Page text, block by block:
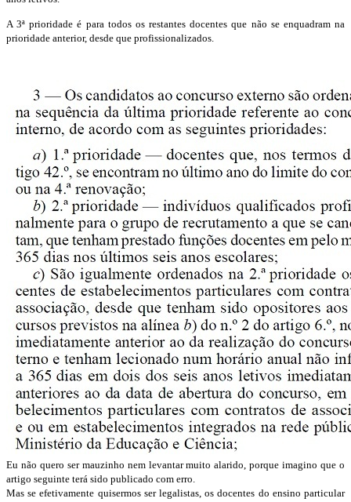
A 3ª prioridade é para todos os restantes docentes que não se enquadram na
prioridade anterior, desde que profissionalizados.
Eu não quero ser mauzinho nem levantar muito alarido, porque imagino que o
artigo seguinte terá sido publicado com erro.
Mas se efetivamente quisermos ser legalistas, os docentes do ensino particular